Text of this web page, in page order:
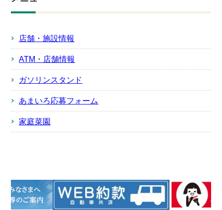
店舗・施設情報
ATM・店舗情報
ガソリンスタンド
あまいろ応募フォーム
家庭菜園